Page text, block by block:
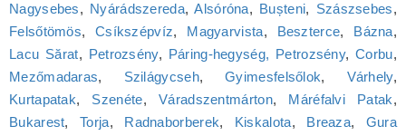
Nagysebes, Nyárádszereda,Alsóróna, Bușteni, Szászsebes,
Felsőtömös, Csíkszépvíz, Magyarvista, Beszterce, Bázna,
Lacu Sărat, Petrozsény, Páring-hegység, Petrozsény,Corbu,
Mezőmadaras, Szilágycseh,Gyimesfelsőlok, Várhely,
Kurtapatak, Szenéte,Váradszentmárton, Máréfalvi Patak,
Bukarest,Torja, Radnaborberek, Kiskalota, Breaza, Gura